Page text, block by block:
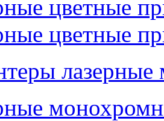
цветные
цветные